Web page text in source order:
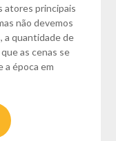
atores principais
não devemos
a quantidade de
as cenas se
a época em